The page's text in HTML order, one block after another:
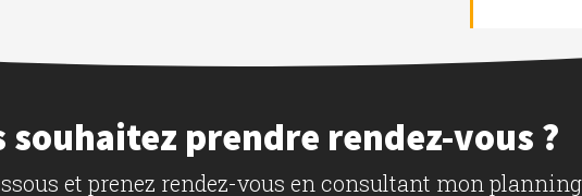
souhaitez prendre rendez-vous ?
et prenez rendez-vous en consultant mon planning